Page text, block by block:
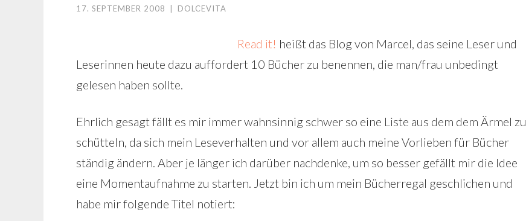
17. SEPTEMBER 2008 DOLCEVITA
Read it! heißt das Blog von Marcel, das seine Leser und
Leserinnen heute dazu auffordert 10 Bücher zu benennen, die man/frau unbedingt
gelesen haben sollte.
Ehrlich gesagt fällt es mir immer wahnsinnig schwer so eine Liste aus dem dem Ärmel zu
schütteln, da sich mein Leseverhalten und vor allem auch meine Vorlieben für Bücher
ständig ändern. Aber je länger ich darüber nachdenke, um so besser gefällt mir die Idee
eine Momentaufnahme zu starten. Jetzt bin ich um mein Bücherregal geschlichen und
habe mir folgende Titel notiert: